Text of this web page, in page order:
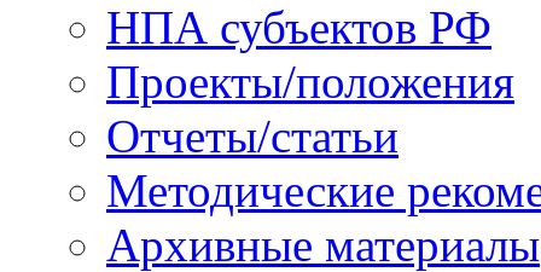
НПА субъектов РФ
Проекты/положения
Отчеты/статьи
Методические
Архивные материалы